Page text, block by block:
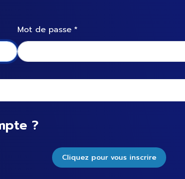
Mot de passe
?
Cliquez pour vous inscrire